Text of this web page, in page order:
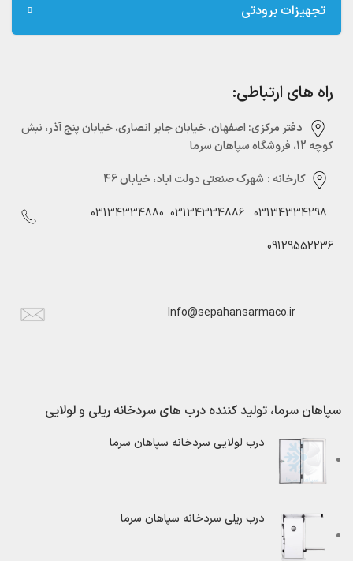
تجهیزات برودتی
راه های ارتباطی:
دفتر مرکزی:‌ اصفهان، خیابان جابر انصاری، خیابان پنج آذر، نبش
کوچه 12، فروشگاه سپاهان سرما
کارخانه : شهرک صنعتی دولت آباد، خیابان 46
03134334298
03134334886
03134334880
09129552236
Info@sepahansarmaco.ir
سپاهان سرما، تولید کننده درب های سردخانه ریلی و لولایی
درب لولایی سردخانه سپاهان سرما
درب ریلی سردخانه سپاهان سرما